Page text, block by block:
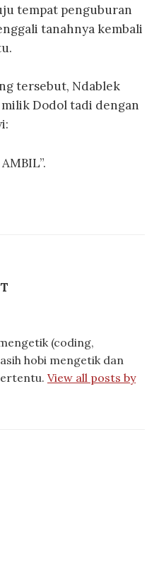
tempat penguburan
tanahnya kembali
tersebut, Ndablek
Dodol tadi dengan
(coding,
hobi mengetik dan
View all posts by